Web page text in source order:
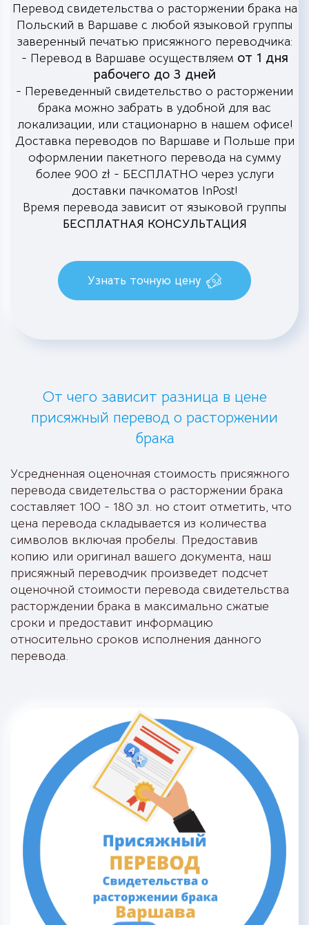
Перевод свидетельства о расторжении брака на
Польский в Варшаве с любой языковой группы
заверенный печатью присяжного переводчика:
- Перевод в Варшаве осуществляем от 1 дня
рабочего до 3 дней
- Переведенный свидетельство о расторжении
брака можно забрать в удобной для вас
локализации, или стационарно в нашем офисе!
Доставка переводов по Варшаве и Польше при
оформлении пакетного перевода на сумму
более 900 zł - БЕСПЛАТНО через услуги
доставки пачкоматов InPost!
Время перевода зависит от языковой группы
БЕСПЛАТНАЯ КОНСУЛЬТАЦИЯ
Узнать точную цену
От чего зависит разница в цене
присяжный перевод о расторжении
брака
Усредненная оценочная стоимость присяжного
перевода свидетельства о расторжении брака
составляет 100 - 180 зл. но стоит отметить, что
цена перевода складывается из количества
символов включая пробелы. Предоставив
копию или оригинал вашего документа, наш
присяжный переводчик произведет подсчет
оценочной стоимости перевода свидетельства
расторждении брака в максимально сжатые
сроки и предоставит информацию
относительно сроков исполнения данного
перевода.